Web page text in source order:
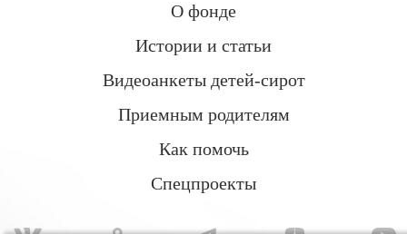
О фонде
Истории и статьи
Видеоанкеты детей-сирот
Приемным родителям
Как помочь
Спецпроекты